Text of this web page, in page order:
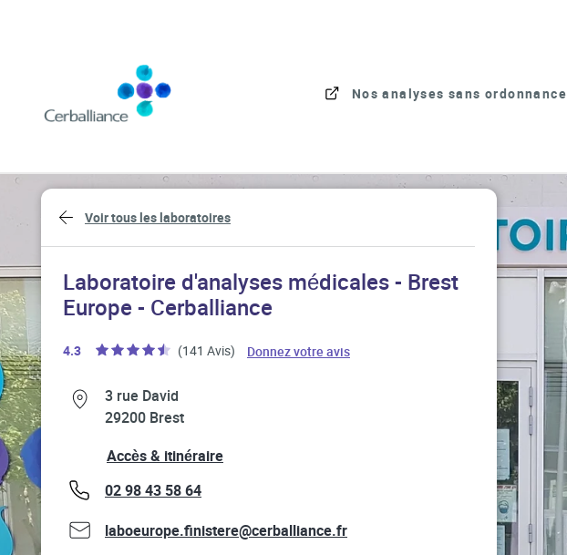
Link to main website
Nos analyses sans ordonnance
Return to Nav
Voir tous les laboratoires
Laboratoire d'analyses médicales - Brest
Europe - Cerballiance
4.3 (141 Avis)
Link Opens in New Tab Donnez votre avisLink Opens in New Tab
3 rue David
29200 Brest
Link Opens in New Tab
Accès & itinéraireLink Opens in New Tab
phone
02 98 43 58 64
laboeurope.finistere@cerballiance.fr